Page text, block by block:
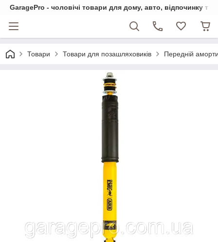
GaragePro - чоловічі товари для дому, авто, відпочинку та
Товари Товари для позашляховиків Передній